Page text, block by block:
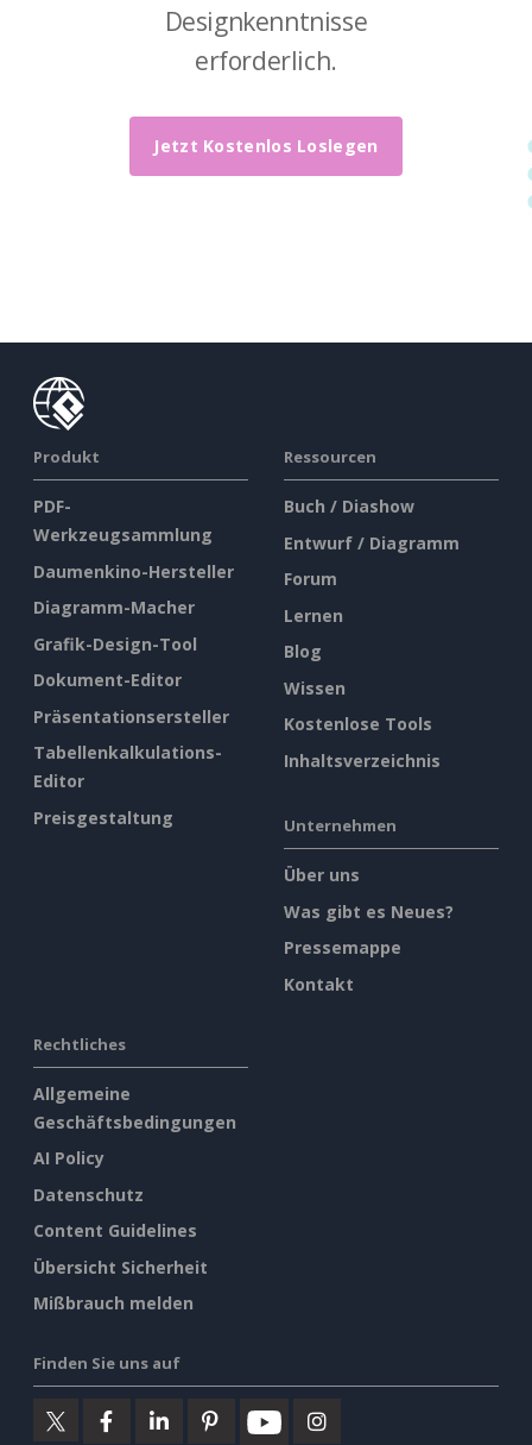
Designkenntnisse
erforderlich.
Jetzt Kostenlos Loslegen
Produkt
PDF-
Werkzeugsammlung
Daumenkino-Hersteller
Diagramm-Macher
Grafik-Design-Tool
Dokument-Editor
Präsentationsersteller
Tabellenkalkulations-
Editor
Preisgestaltung
Ressourcen
Buch / Diashow
Entwurf / Diagramm
Forum
Lernen
Blog
Wissen
Kostenlose Tools
Inhaltsverzeichnis
Unternehmen
Über uns
Was gibt es Neues?
Pressemappe
Kontakt
Rechtliches
Allgemeine
Geschäftsbedingungen
AI Policy
Datenschutz
Content Guidelines
Übersicht Sicherheit
Mißbrauch melden
Finden Sie uns auf